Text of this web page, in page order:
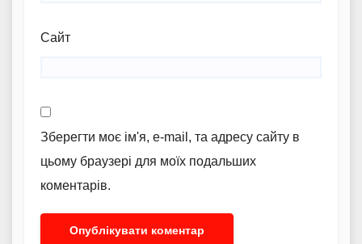
Сайт
Зберегти моє ім'я, e-mail, та адресу сайту в
цьому браузері для моїх подальших
коментарів.